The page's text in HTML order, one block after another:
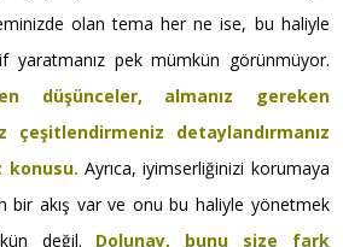
olan tema her ne ise, bu haliyle
yaratmanız pek mümkün görünmüyor.
düşünceler, almanız gereken
çeşitlendirmeniz detaylandırmanız
konusu. Ayrıca, iyimserliğinizi korumaya
bir akış var ve onu bu haliyle yönetmek
değil. Dolunay, bunu size fark